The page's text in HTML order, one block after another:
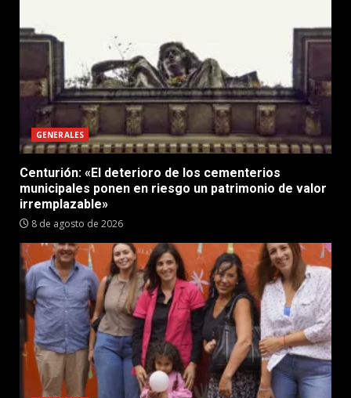
GENERALES
Centurión: «El deterioro de los cementerios
municipales ponen en riesgo un patrimonio de valor
irremplazable»
8 de agosto de 2026